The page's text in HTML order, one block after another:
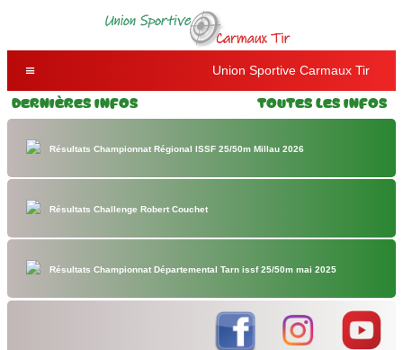
Union Sportive Carmaux Tir
Dernières Infos Toutes les Infos
Résultats Championnat Régional ISSF 25/50m Millau 2026
Résultats Challenge Robert Couchet
Résultats Championnat Départemental Tarn issf 25/50m mai 2025